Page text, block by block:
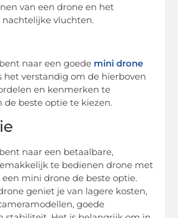
van een drone en het
vluchten.
naar een goede mini drone
het verstandig om de hierboven
en kenmerken te
de beste optie te kiezen.
naar een betaalbare,
te bedienen drone met
een mini drone de beste optie.
geniet je van lagere kosten,
goede